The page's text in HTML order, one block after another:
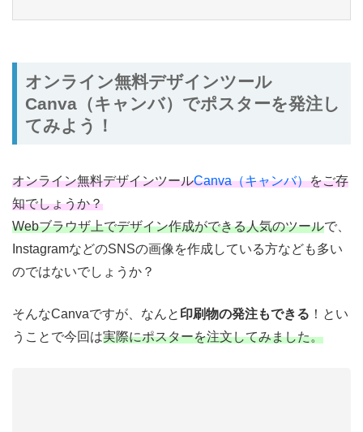
オンライン無料デザインツール
Canva（キャンバ）でポスターを発注し
てみよう！
オンライン無料デザインツールCanva（キャンバ）をご存
知でしょうか？
Webブラウザ上でデザイン作成ができる人気のツールで、
InstagramなどのSNSの画像を作成している方なども多い
のではないでしょうか？
そんなCanvaですが、なんと 印刷物の発注もできる ！とい
うことで今回は実際にポスターを注文してみました。